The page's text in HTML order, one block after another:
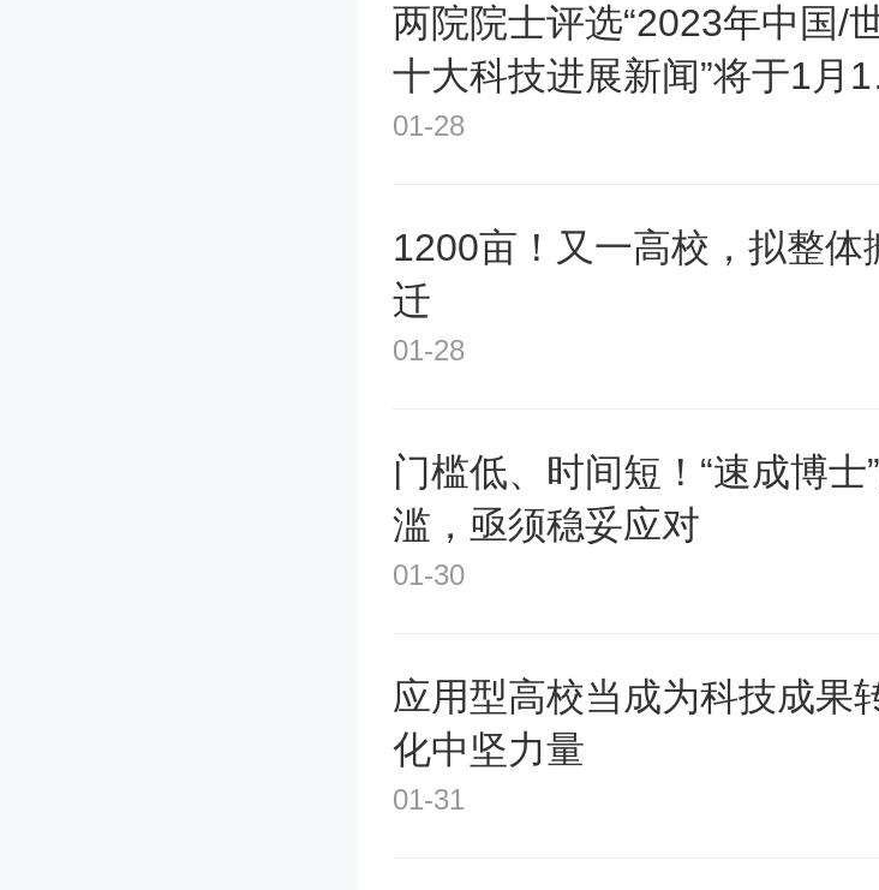
2025年度江西省科学
项目（人选）目录
两院院士评选“2023年中国/
十大科技进展新闻”将于1月
日发布
01-28
1200亩！又一高校，拟整体
迁
01-28
门槛低、时间短！“速成博士
滥，亟须稳妥应对
01-30
应用型高校当成为科技成果
化中坚力量
01-31